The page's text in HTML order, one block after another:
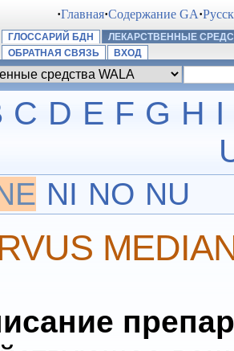
·Главная·Содержание GA·
ГЛОССАРИЙ БДН
ЛЕКАРСТВЕННЫЕ
ОБРАТНАЯ СВЯЗЬ
ВХОД
C D E F G H I
NI NO NU